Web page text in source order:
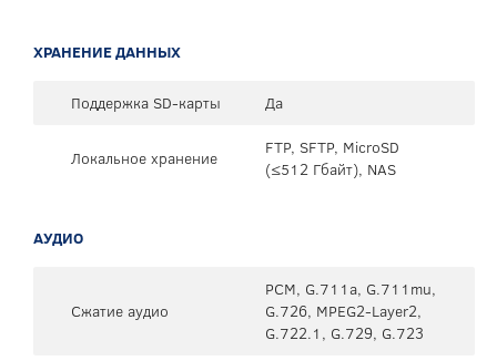
ХРАНЕНИЕ ДАННЫХ
Поддержка SD-карты Да
Локальное хранение
FTP, SFTP, MicroSD
(≤512 Гбайт), NAS
АУДИО
Сжатие аудио
PCM, G.711a, G.711mu,
G.726, MPEG2-Layer2,
G.722.1, G.729, G.723